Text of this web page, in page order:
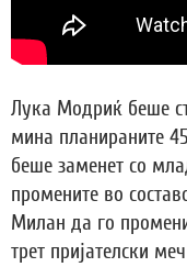
Лука Модриќ беше
мина планираните
беше заменет со
промените во
Милан да го
трет пријателски